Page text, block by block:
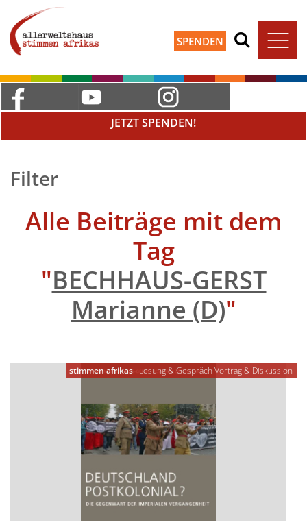
SPENDEN
JETZT SPENDEN!
Filter
Alle Beiträge mit dem
Tag
"BECHHAUS-GERST
Marianne (D)"
stimmen afrikas Lesung & Gespräch Vortrag & Diskussion